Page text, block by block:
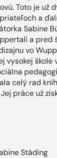
Toto je už
a
Sabine
a pred
vo
vysokej škole
celý rad
práce už
Städing